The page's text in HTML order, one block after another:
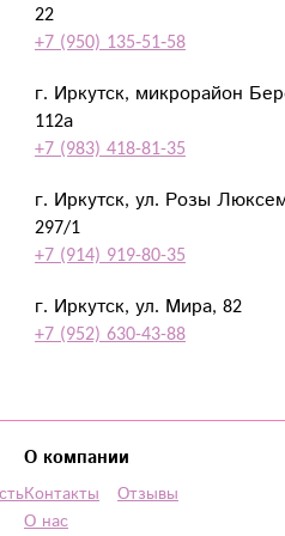
22
+7 (950) 135‑51‑58
г. Иркутск, микрорайон
112а
+7 (983) 418-81-35
г. Иркутск, ул. Розы
297/1
+7 (914) 919-80-35
г. Иркутск, ул. Мира, 82
+7 (952) 630-43-88
О компании
Контакты
О нас
Отзывы